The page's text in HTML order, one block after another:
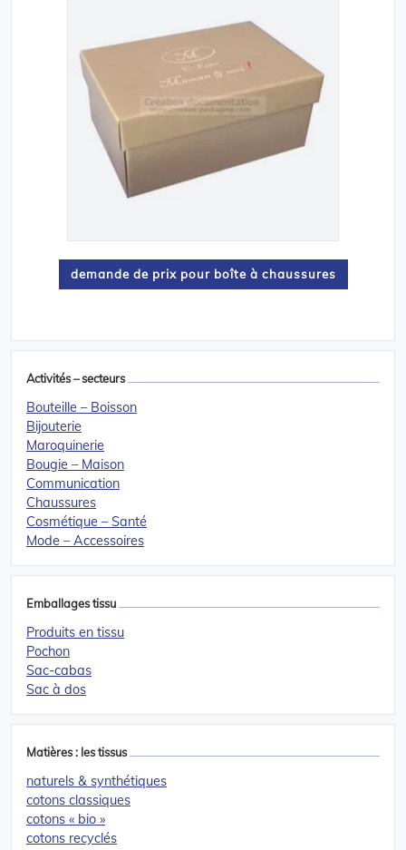
demande de prix pour boîte à chaussures
Activités – secteurs
Bouteille – Boisson
Bijouterie
Maroquinerie
Bougie – Maison
Communication
Chaussures
Cosmétique – Santé
Mode – Accessoires
Emballages tissu
Produits en tissu
Pochon
Sac-cabas
Sac à dos
Matières : les tissus
naturels & synthétiques
cotons classiques
cotons « bio »
cotons recyclés